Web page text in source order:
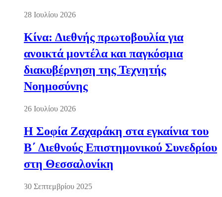
28 Ιουλίου 2026
Κίνα: Διεθνής πρωτοβουλία για
ανοικτά μοντέλα και παγκόσμια
διακυβέρνηση της Τεχνητής
Νοημοσύνης
26 Ιουλίου 2026
Η Σοφία Ζαχαράκη στα εγκαίνια του
Β΄ Διεθνούς Επιστημονικού Συνεδρίου
στη Θεσσαλονίκη
30 Σεπτεμβρίου 2025